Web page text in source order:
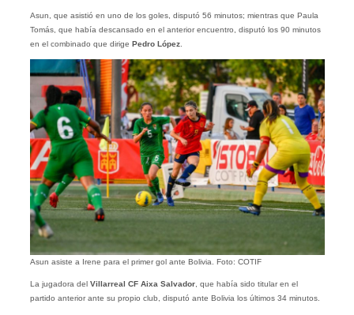
Asun, que asistió en uno de los goles, disputó 56 minutos; mientras que Paula
Tomás, que había descansado en el anterior encuentro, disputó los 90 minutos
en el combinado que dirige Pedro López.
Asun asiste a Irene para el primer gol ante Bolivia. Foto: COTIF
La jugadora del Villarreal CF Aixa Salvador, que había sido titular en el
partido anterior ante su propio club, disputó ante Bolivia los últimos 34 minutos.